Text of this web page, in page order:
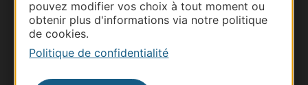
pouvez modifier vos choix à tout moment ou
obtenir plus d'informations via notre politique
de cookies.
Politique de confidentialité
Thermalisme
Business/Mice